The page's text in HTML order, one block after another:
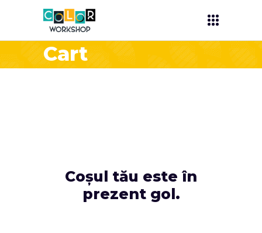
Cart
Coșul tău este în
prezent gol.